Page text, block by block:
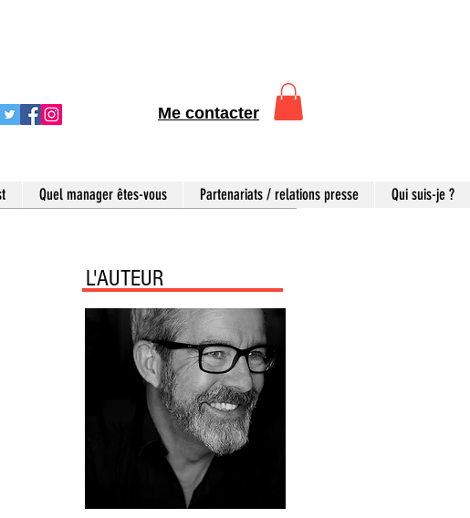
Me contacter
Quel manager êtes-vous Partenariats / relations presse Qui suis-je ?
L'AUTEUR